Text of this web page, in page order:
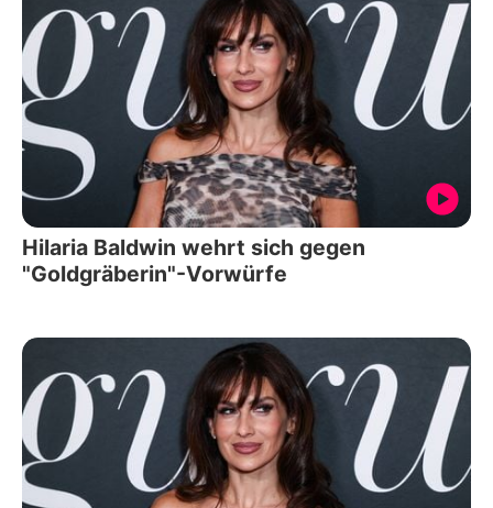
Hilaria Baldwin wehrt sich gegen
"Goldgräberin"-Vorwürfe